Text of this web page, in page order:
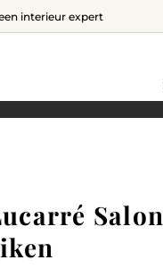
interieur expert